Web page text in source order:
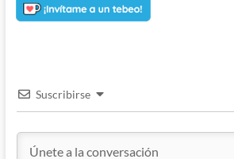
Suscribirse